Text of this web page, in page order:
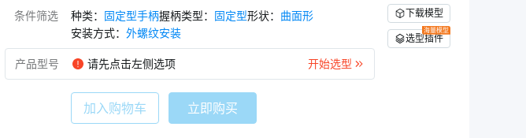
条件筛选 种类： 固定型手柄握柄类型： 固定型形状： 曲面形
安装方式： 外螺纹安装
产品型号 请先点击左侧选项 开始选型
加入购物车 立即购买
下载模型
海量模型
选型插件